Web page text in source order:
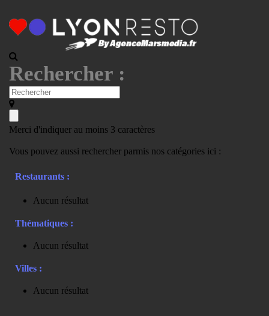
Rechercher :
Merci d'indiquer au moins 3 caractères
Vous pouvez aussi rechercher parmis nos catégories ici :
Restaurants :
Aucun résultat
Thématiques :
Aucun résultat
Villes :
Aucun résultat